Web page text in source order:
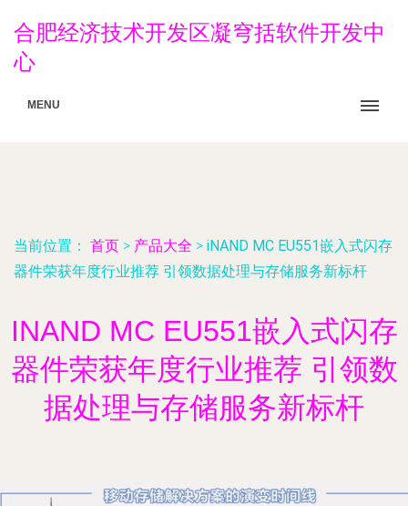
合肥经济技术开发区凝穹括软件开发中
心
MENU
当前位置： 首页 > 产品大全 > iNAND MC EU551嵌入式闪存
器件荣获年度行业推荐 引领数据处理与存储服务新标杆
INAND MC EU551嵌入式闪存
器件荣获年度行业推荐 引领数
据处理与存储服务新标杆